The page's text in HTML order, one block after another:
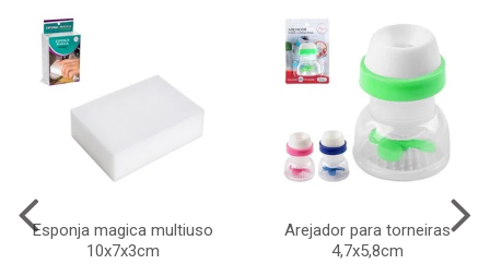
Esponja magica multiuso
10x7x3cm
Arejador para torneiras
4,7x5,8cm